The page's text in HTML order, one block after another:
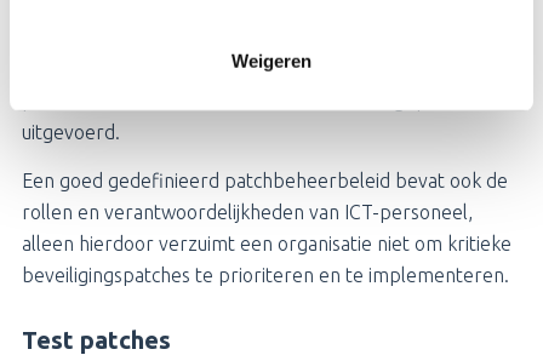
Weigeren
software en hardware. Dit is van belang omdat dan
uitgevoerd.
Een goed gedefinieerd patchbeheerbeleid bevat ook de
rollen en verantwoordelijkheden van ICT-personeel,
alleen hierdoor verzuimt een organisatie niet om kritieke
beveiligingspatches te prioriteren en te implementeren.
Test patches